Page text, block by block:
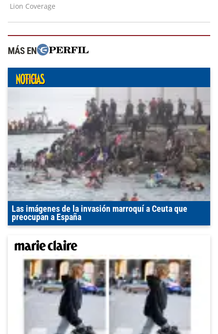
MÁS EN
Las imágenes de la invasión marroquí a Ceuta que
preocupan a España